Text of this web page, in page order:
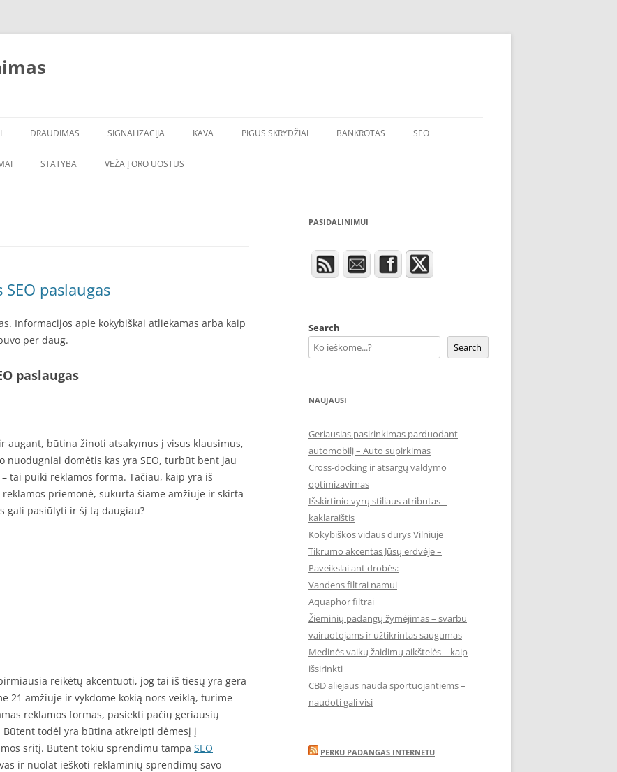
DRAUDIMAS SIGNALIZACIJA KAVA PIGŪS SKRYDŽIAI BANKROTAS SEO
STATYBA VEŽA Į ORO UOSTUS
paslaugas
Informacijos apie kokybiškai atliekamas arba kaip
per daug.
paslaugas
augant, būtina žinoti atsakymus į visus klausimus,
nuodugniai domėtis kas yra SEO, turbūt bent jau
– tai puiki reklamos forma. Tačiau, kaip yra iš
priemonė, sukurta šiame amžiuje ir skirta
gali pasiūlyti ir šį tą daugiau?
reikėtų akcentuoti, jog tai iš tiesų yra gera
21 amžiuje ir vykdome kokią nors veiklą, turime
reklamos formas, pasiekti pačių geriausių
todėl yra būtina atkreipti dėmesį į
sritį. Būtent tokiu sprendimu tampa SEO
ir nuolat ieškoti reklaminių sprendimų savo
PASIDALINIMUI
Search
Search
NAUJAUSI
Geriausias pasirinkimas parduodant
automobilį – Auto supirkimas
Cross-docking ir atsargų valdymo
optimizavimas
Išskirtinio vyrų stiliaus atributas –
kaklaraištis
Kokybiškos vidaus durys Vilniuje
Tikrumo akcentas Jūsų erdvėje –
Paveikslai ant drobės:
Vandens filtrai namui
Aquaphor filtrai
Žieminių padangų žymėjimas – svarbu
vairuotojams ir užtikrintas saugumas
Medinės vaikų žaidimų aikštelės – kaip
išsirinkti
CBD aliejaus nauda sportuojantiems –
naudoti gali visi
PERKU PADANGAS INTERNETU